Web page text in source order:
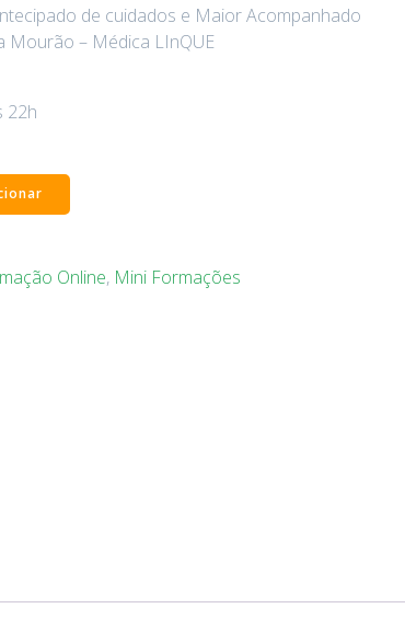
de cuidados e Maior Acompanhado
Mourão – Médica LInQUE
22h
Online, Mini Formações